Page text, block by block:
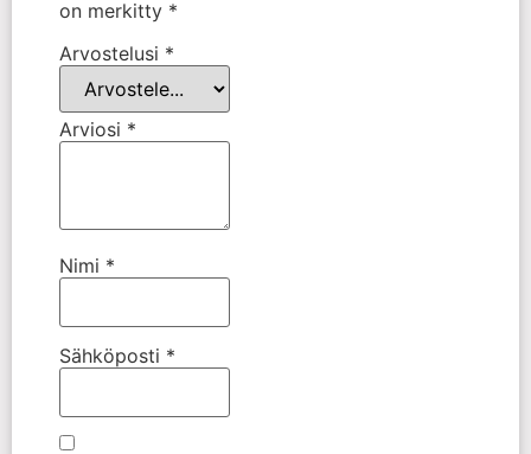
on merkitty *
Arvostelusi *
Arviosi *
Nimi *
Sähköposti *